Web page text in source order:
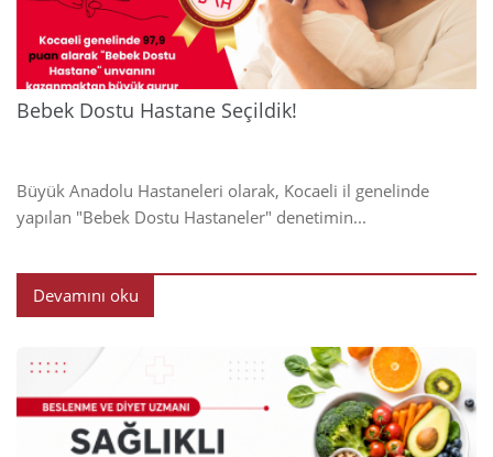
Bebek Dostu Hastane Seçildik!
Büyük Anadolu Hastaneleri olarak, Kocaeli il genelinde
yapılan "Bebek Dostu Hastaneler" denetimin...
Devamını oku